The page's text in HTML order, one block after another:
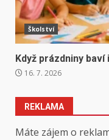
Školství
Když prázdniny
16. 7. 2026
REKLAMA
Máte zájem o